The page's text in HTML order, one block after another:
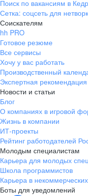
Поиск по вакансиям в
Сетка: соцсеть для
Соискателям
hh PRO
Готовое резюме
Все сервисы
Хочу у вас работать
Производственный
Экспертная рекомендация
Новости и статьи
Блог
О компаниях в игровой
Жизнь в компании
ИТ-проекты
Рейтинг работодателей
Молодым специалистам
Карьера для молодых
Школа программистов
Карьера в
Боты для уведомлений